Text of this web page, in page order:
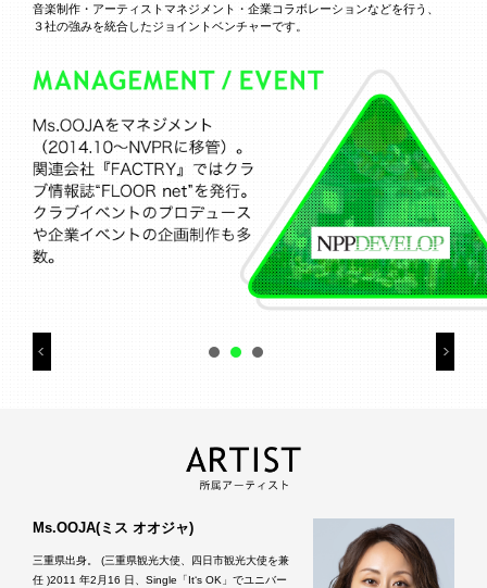
音楽制作・アーティストマネジメント・企業コラボレーションなどを行う、
３社の強みを統合したジョイントベンチャーです。
Ms.OOJA(ミス オオジャ)
三重県出身。 (三重県観光大使、四日市観光大使を兼
任 )2011 年2月16 日、Single「It‘s OK」でユニバー